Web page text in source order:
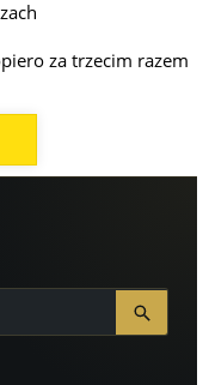
za trzecim razem